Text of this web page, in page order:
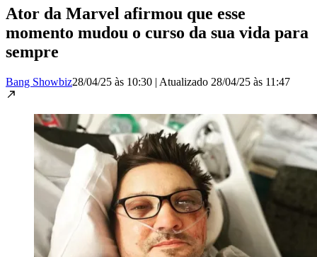
Ator da Marvel afirmou que esse
momento mudou o curso da sua vida para
sempre
Bang Showbiz28/04/25 às 10:30 | Atualizado 28/04/25 às 11:47